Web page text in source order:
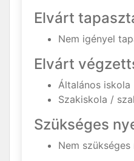
Elvárt
Nem igényel
Elvárt
Általános iskola
Szakiskola /
Szükséges
Nem